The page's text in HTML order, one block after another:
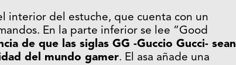
interior del estuche, que cuenta con un
En la parte inferior se lee “Good
de que las siglas GG -Guccio Gucci- sean
del mundo gamer. El asa añade una